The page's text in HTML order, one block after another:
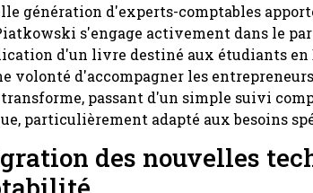
génération d'experts-comptables
s'engage activement dans le
d'un livre destiné aux étudiants en
volonté d'accompagner les
passant d'un simple suivi
particulièrement adapté aux besoins
des nouvelles